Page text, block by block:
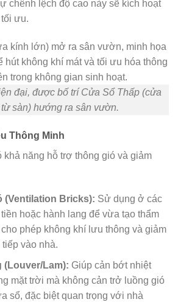
chênh lệch độ cao này sẽ kích hoạt
ưu.
đại, được bố trí Cửa Sổ Thấp (cửa
sàn) hướng ra sân vườn.
Thông Minh
khả năng hỗ trợ thông gió và giảm
(Ventilation Bricks): Sử dụng ở các
hoặc hành lang để vừa tạo thẩm
phép không khí lưu thông và giảm
vào nhà.
(Louver/Lam): Giúp cản bớt nhiệt
mặt trời mà không cản trở luồng gió
sổ, đặc biệt quan trọng với nhà